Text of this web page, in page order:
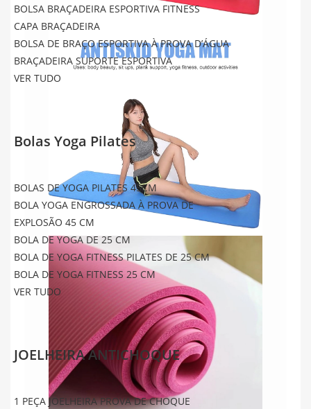
BOLSA BRAÇADEIRA ESPORTIVA FITNESS
CAPA BRAÇADEIRA
BOLSA DE BRAÇO ESPORTIVA À PROVA D’ÁGUA
BRAÇADEIRA SUPORTE ESPORTIVA
VER TUDO
Bolas Yoga Pilates
BOLAS DE YOGA PILATES 45CM
BOLA YOGA ENGROSSADA À PROVA DE
EXPLOSÃO 45 CM
BOLA DE YOGA DE 25 CM
BOLA DE YOGA FITNESS PILATES DE 25 CM
BOLA DE YOGA FITNESS 25 CM
VER TUDO
JOELHEIRA ANTICHOQUE
1 PEÇA JOELHEIRA PROVA DE CHOQUE